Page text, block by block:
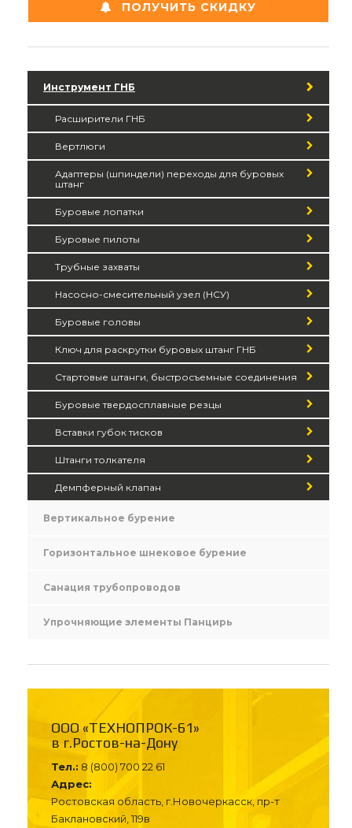
ПОЛУЧИТЬ СКИДКУ
Инструмент ГНБ
Расширители ГНБ
Вертлюги
Адаптеры (шпиндели) переходы для буровых
штанг
Буровые лопатки
Буровые пилоты
Трубные захваты
Насосно-смесительный узел (НСУ)
Буровые головы
Ключ для раскрутки буровых штанг ГНБ
Стартовые штанги, быстросъемные соединения
Буровые твердосплавные резцы
Вставки губок тисков
Штанги толкателя
Демпферный клапан
Вертикальное бурение
Горизонтальное шнековое бурение
Санация трубопроводов
Упрочняющие элементы Панцирь
ООО «ТЕХНОПРОК-61»
в г.Ростов-на-Дону
Тел.: 8 (800) 700 22 61
Адрес:
Ростовская область, г.Новочеркасск, пр-т
Баклановский, 119в